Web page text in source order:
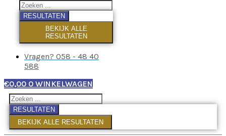
RESULTATEN
BEKIJK ALLE
RESULTATEN
Vragen? 058 - 48 40
588
€0,00 0 WINKELWAGEN
RESULTATEN
BEKIJK ALLE RESULTATEN